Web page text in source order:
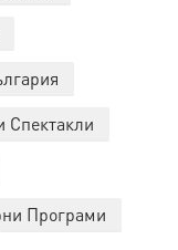
Спектакли
Програми